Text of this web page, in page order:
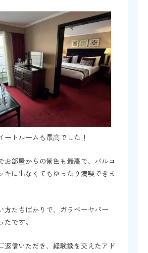
ートルームも最高でした！
お部屋からの景色も最高で、バルコ
キに出なくてもゆったり満喫できま
方たちばかりで、ガラベーヤパー
です。
返信いただき、経験談を交えたアド